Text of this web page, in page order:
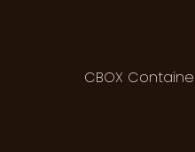
CBOX